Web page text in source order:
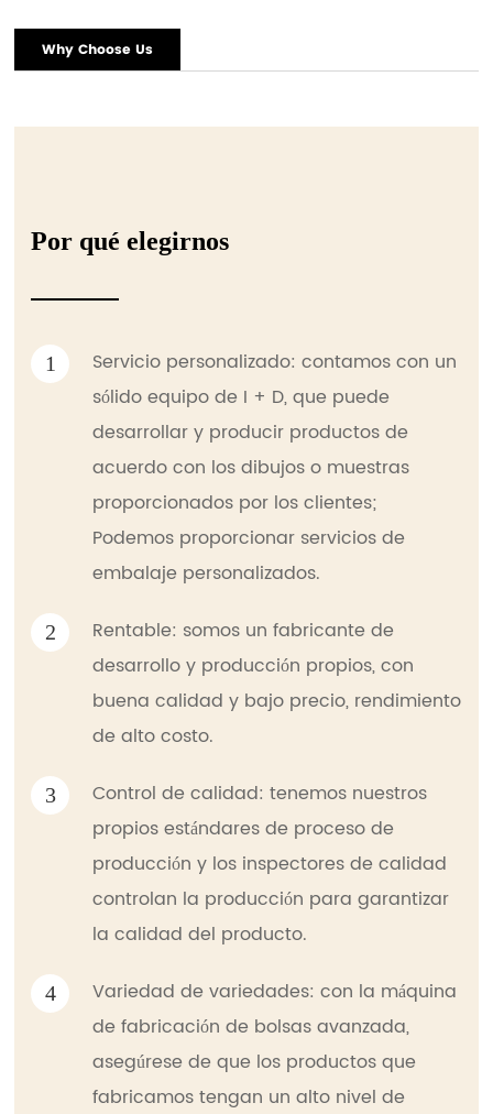
Why Choose Us
Por qué elegirnos
1
Servicio personalizado: contamos con un
sólido equipo de I + D, que puede
desarrollar y producir productos de
acuerdo con los dibujos o muestras
proporcionados por los clientes;
Podemos proporcionar servicios de
embalaje personalizados.
2
Rentable: somos un fabricante de
desarrollo y producción propios, con
buena calidad y bajo precio, rendimiento
de alto costo.
3
Control de calidad: tenemos nuestros
propios estándares de proceso de
producción y los inspectores de calidad
controlan la producción para garantizar
la calidad del producto.
4
Variedad de variedades: con la máquina
de fabricación de bolsas avanzada,
asegúrese de que los productos que
fabricamos tengan un alto nivel de